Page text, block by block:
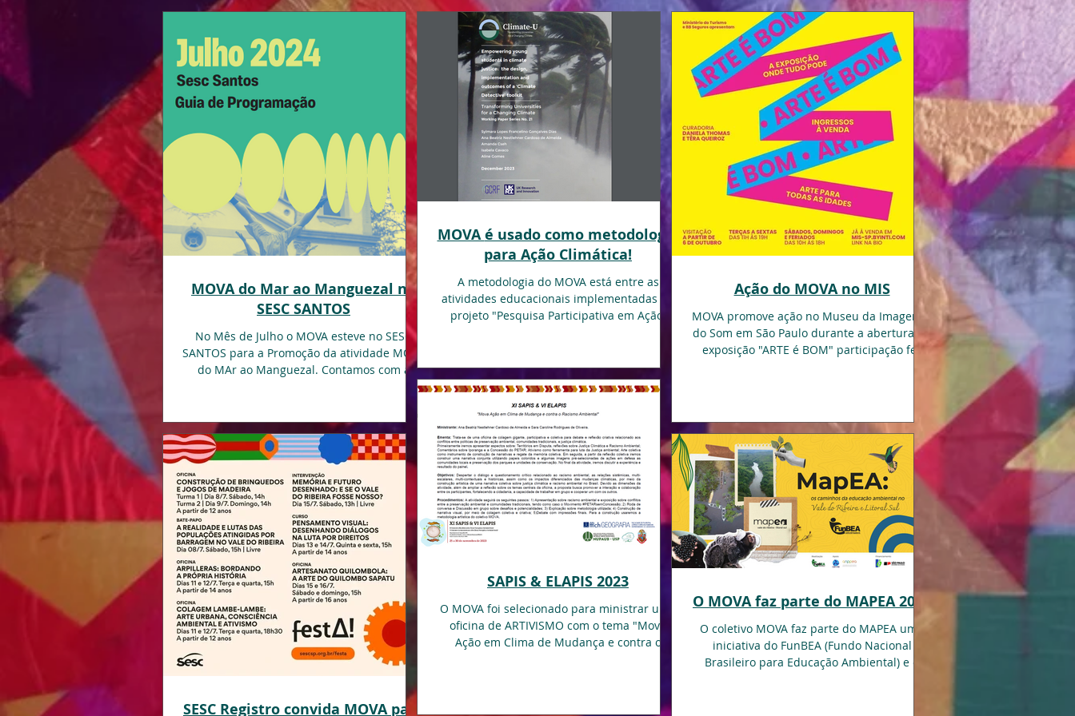
MOVA do Mar ao Manguezal no
SESC SANTOS
No Mês de Julho o MOVA esteve no SESC
SANTOS para a Promoção da atividade MOVA
do MAr ao Manguezal. Contamos com a
MOVA é usado como metodologia
para Ação Climática!
A metodologia do MOVA está entre as
atividades educacionais implementadas no
projeto "Pesquisa Participativa em Ação:
Ação do MOVA no MIS
MOVA promove ação no Museu da Imagem e
do Som em São Paulo durante a abertura da
exposição "ARTE é BOM" participação fez
SESC Registro convida MOVA para
SAPIS & ELAPIS 2023
O MOVA foi selecionado para ministrar uma
oficina de ARTIVISMO com o tema "Mova
Ação em Clima de Mudança e contra o
O MOVA faz parte do MAPEA 2022
O coletivo MOVA faz parte do MAPEA uma
iniciativa do FunBEA (Fundo Nacional
Brasileiro para Educação Ambiental) e o